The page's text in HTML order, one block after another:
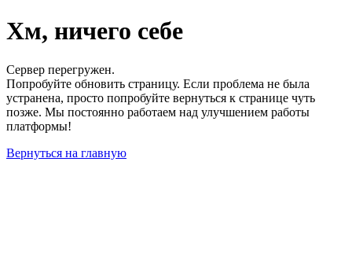
Хм, ничего себе
Сервер перегружен.
Попробуйте обновить страницу. Если проблема не была
устранена, просто попробуйте вернуться к странице чуть
позже. Мы постоянно работаем над улучшением работы
платформы!
Вернуться на главную